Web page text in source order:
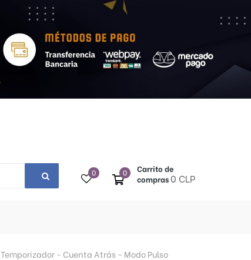
0
Carrito de
compras0 CLP
0
- Cuenta Atrás - Modo Pulso